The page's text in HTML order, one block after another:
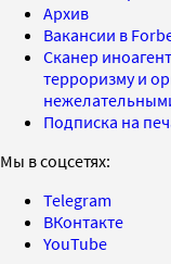
Архив
Вакансии в
Сканер
терроризму и
Подписка на
Мы в соцсетях:
Telegram
ВКонтакте
YouTube